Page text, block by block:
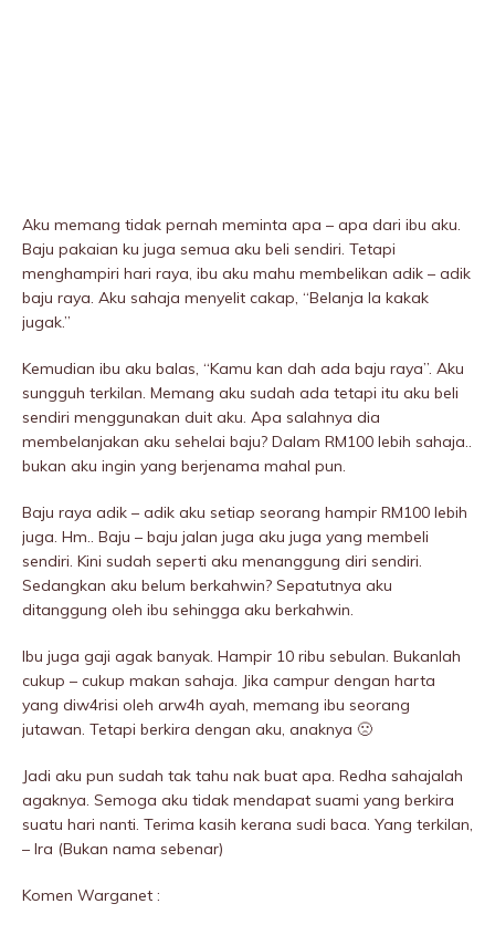
Aku memang tidak pernah meminta apa – apa dari ibu aku.
Baju pakaian ku juga semua aku beli sendiri. Tetapi
menghampiri hari raya, ibu aku mahu membelikan adik – adik
baju raya. Aku sahaja menyelit cakap, “Belanja la kakak
jugak.”
Kemudian ibu aku baIas, “Kamu kan dah ada baju raya”. Aku
sungguh terkilan. Memang aku sudah ada tetapi itu aku beli
sendiri menggunakan duit aku. Apa salahnya dia
membelanjakan aku sehelai baju? Dalam RM100 lebih sahaja..
bukan aku ingin yang berjenama mahal pun.
Baju raya adik – adik aku setiap seorang hampir RM100 lebih
juga. Hm.. Baju – baju jalan juga aku juga yang membeli
sendiri. Kini sudah seperti aku menanggung diri sendiri.
Sedangkan aku belum berkahwin? Sepatutnya aku
ditanggung oleh ibu sehingga aku berkahwin.
Ibu juga gaji agak banyak. Hampir 10 ribu sebulan. Bukanlah
cukup – cukup makan sahaja. Jika campur dengan harta
yang diw4risi oleh arw4h ayah, memang ibu seorang
jutawan. Tetapi berkira dengan aku, anaknya 🙁
Jadi aku pun sudah tak tahu nak buat apa. Redha sahajaIah
agaknya. Semoga aku tidak mendapat suami yang berkira
suatu hari nanti. Terima kasih kerana sudi baca. Yang terkilan,
– Ira (Bukan nama sebenar)
Komen Warganet :